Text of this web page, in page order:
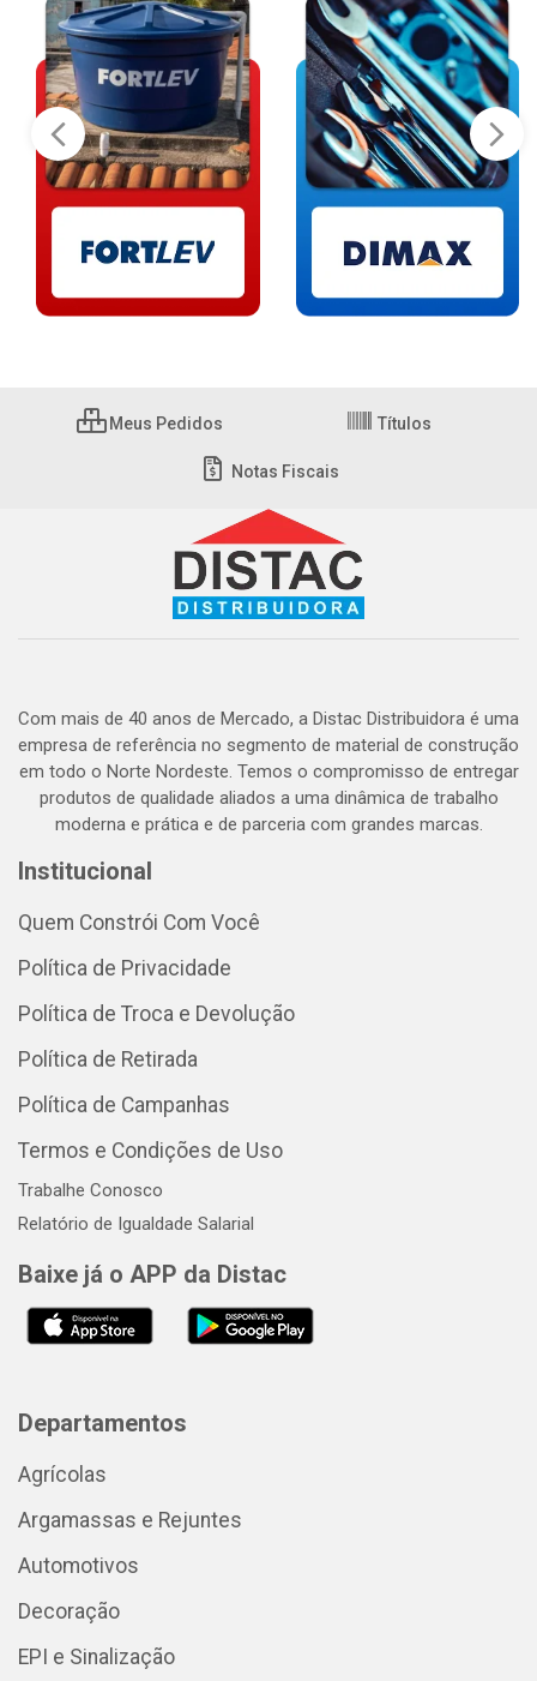
Meus Pedidos Títulos
Notas Fiscais
Com mais de 40 anos de Mercado, a Distac Distribuidora é uma
empresa de referência no segmento de material de construção
em todo o Norte Nordeste. Temos o compromisso de entregar
produtos de qualidade aliados a uma dinâmica de trabalho
moderna e prática e de parceria com grandes marcas.
Institucional
Quem Constrói Com Você
Política de Privacidade
Política de Troca e Devolução
Política de Retirada
Política de Campanhas
Termos e Condições de Uso
Trabalhe Conosco
Relatório de Igualdade Salarial
Baixe já o APP da Distac
Departamentos
Agrícolas
Argamassas e Rejuntes
Automotivos
Decoração
EPI e Sinalização